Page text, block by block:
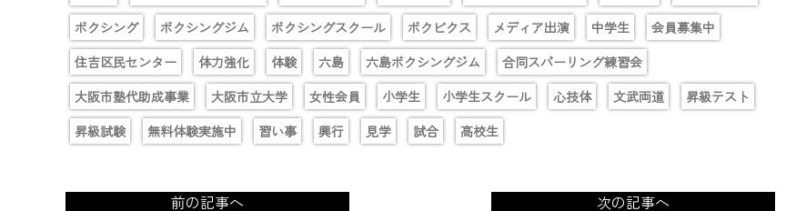
ボクシング
ボクシングジム ボクシングスクール ボクビクス メディア出演 中学生
会員募集中
住吉区民センター
体力強化 体験 六島 六島ボクシングジム
合同スパーリング練習会
大阪市塾代助成事業
大阪市立大学 女性会員 小学生 小学生スクール 心技体 文武両道
昇級テスト
昇級試験
無料体験実施中 習い事 興行 見学 試合 高校生
前の記事へ 次の記事へ